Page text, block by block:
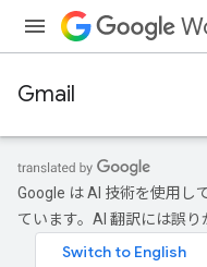
Gmail
Google は AI 技術を使用し
ています。AI 翻訳には誤り